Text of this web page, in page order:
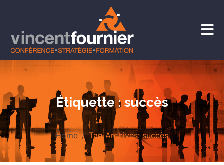
Étiquette : succès
Home Tag Archives: succès